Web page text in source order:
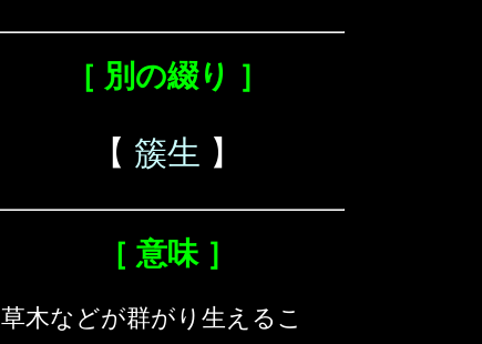
［ 別の綴り ］
【 簇生 】
［ 意味 ］
草木などが群がり生えるこ